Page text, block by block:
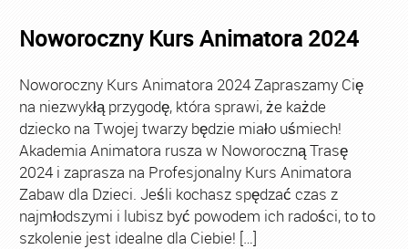
Noworoczny Kurs Animatora 2024
Noworoczny Kurs Animatora 2024 Zapraszamy Cię
na niezwykłą przygodę, która sprawi, że każde
dziecko na Twojej twarzy będzie miało uśmiech!
Akademia Animatora rusza w Noworoczną Trasę
2024 i zaprasza na Profesjonalny Kurs Animatora
Zabaw dla Dzieci. Jeśli kochasz spędzać czas z
najmłodszymi i lubisz być powodem ich radości, to to
szkolenie jest idealne dla Ciebie! […]